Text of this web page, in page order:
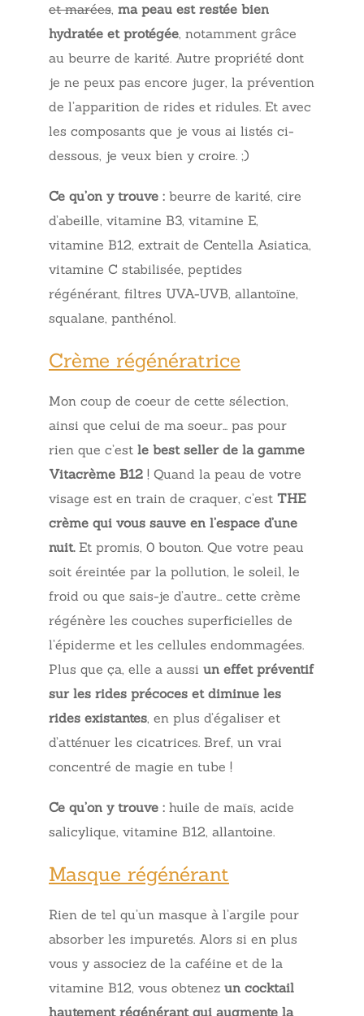
et marées, ma peau est restée bien
hydratée et protégée, notamment grâce
au beurre de karité. Autre propriété dont
je ne peux pas encore juger, la prévention
de l’apparition de rides et ridules. Et avec
les composants que je vous ai listés ci-
dessous, je veux bien y croire. ;)
Ce qu’on y trouve : beurre de karité, cire
d’abeille, vitamine B3, vitamine E,
vitamine B12, extrait de Centella Asiatica,
vitamine C stabilisée, peptides
régénérant, filtres UVA-UVB, allantoïne,
squalane, panthénol.
Crème régénératrice
Mon coup de coeur de cette sélection,
ainsi que celui de ma soeur… pas pour
rien que c’est le best seller de la gamme
Vitacrème B12 ! Quand la peau de votre
visage est en train de craquer, c’est THE
crème qui vous sauve en l’espace d’une
nuit.Et promis, 0 bouton. Que votre peau
soit éreintée par la pollution, le soleil, le
froid ou que sais-je d’autre… cette crème
régénère les couches superficielles de
l’épiderme et les cellules endommagées.
Plus que ça, elle a aussi un effet préventif
sur les rides précoces et diminue les
rides existantes, en plus d’égaliser et
d’atténuer les cicatrices. Bref, un vrai
concentré de magie en tube !
Ce qu’on y trouve : huile de maïs, acide
salicylique, vitamine B12, allantoine.
Masque régénérant
Rien de tel qu’un masque à l’argile pour
absorber les impuretés. Alors si en plus
vous y associez de la caféine et de la
vitamine B12, vous obtenez un cocktail
hautement régénérant qui augmente la